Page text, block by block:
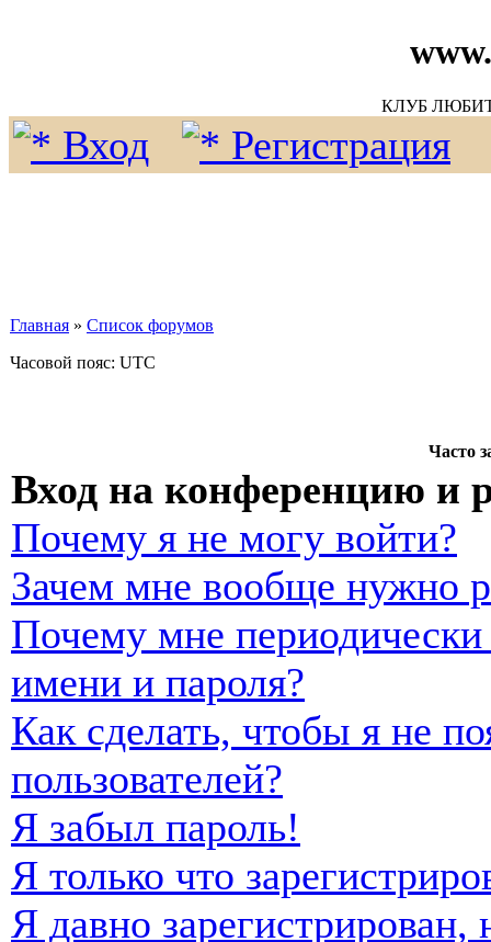
КЛУБ
Вход Регистрация
Главная » Список форумов
Часовой пояс: UTC
Часто
Вход на конференцию и
Почему я не могу войти?
Зачем мне вообще нужно
Почему мне периодически
имени и пароля?
Как сделать, чтобы я не
пользователей?
Я забыл пароль!
Я только что
Я давно